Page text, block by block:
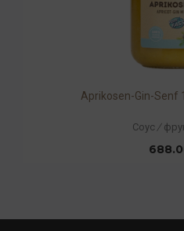
Aprikosen-Gin-Senf
Соус /